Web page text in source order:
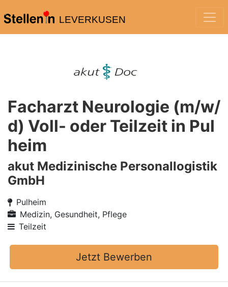
LEVERKUSEN
Facharzt Neurologie (m/w/
d) Voll- oder Teilzeit in Pul
heim
akut Medizinische Personallogistik
GmbH
Pulheim
Medizin, Gesundheit, Pflege
Teilzeit
Jetzt Bewerben